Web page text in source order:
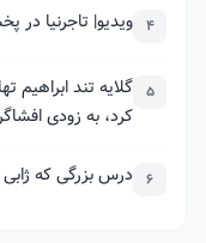
4 ویدیو| تاجرنیا در
5 گلایه تند ابراهیم
کرد، به زودی
6 درس بزرگی که ژابی